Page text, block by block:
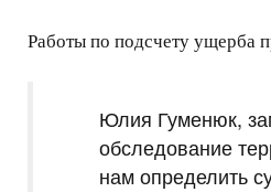
Работы по подсчету ущерба
Юлия Гуменюк,
обследование
нам определить